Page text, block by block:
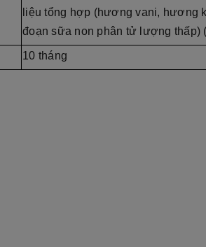
liệu tổng hợp (hương vani, hương
đoạn sữa non phân tử lượng thấp)
10 tháng